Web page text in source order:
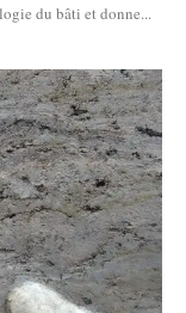
du bâti et donne...